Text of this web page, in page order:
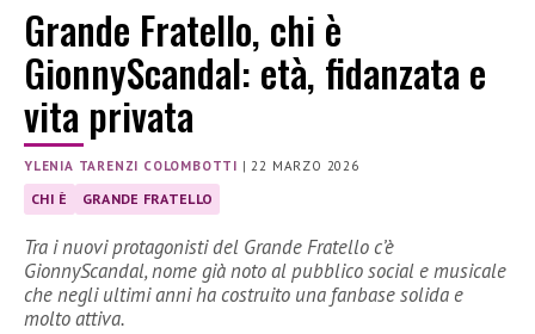
Grande Fratello, chi è
GionnyScandal: età, fidanzata e
vita privata
YLENIA TARENZI COLOMBOTTI |22 MARZO 2026
CHI È GRANDE FRATELLO
Tra i nuovi protagonisti del Grande Fratello c’è
GionnyScandal, nome già noto al pubblico social e musicale
che negli ultimi anni ha costruito una fanbase solida e
molto attiva.